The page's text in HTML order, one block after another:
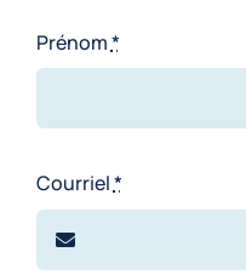
Prénom*
Courriel*